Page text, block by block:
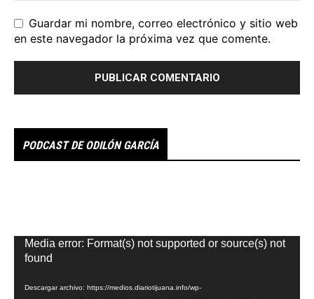
Guardar mi nombre, correo electrónico y sitio web
en este navegador la próxima vez que comente.
PODCAST DE ODILÓN GARCÍA
Reproductor
de
Media error: Format(s) not supported or source(s) not
found
Descargar archivo: https://medios.diariotijuana.info/wp-